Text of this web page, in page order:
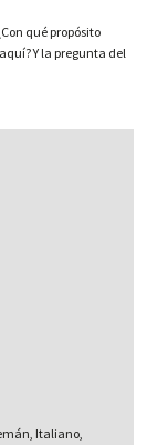
qué propósito
Y la pregunta del
Italiano,